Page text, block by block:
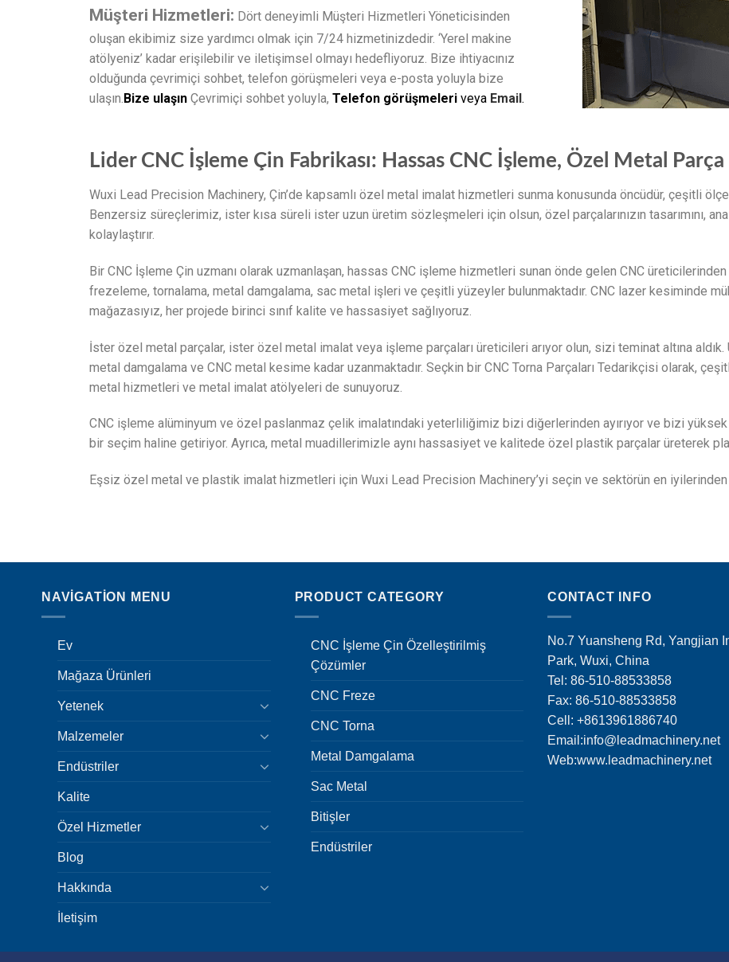
Müşteri Hizmetleri: Dört deneyimli Müşteri Hizmetleri Yöneticisinden
oluşan ekibimiz size yardımcı olmak için 7/24 hizmetinizdedir. ‘Yerel makine
atölyeniz’ kadar erişilebilir ve iletişimsel olmayı hedefliyoruz. Bize ihtiyacınız
olduğunda çevrimiçi sohbet, telefon görüşmeleri veya e-posta yoluyla bize
ulaşın. Bize ulaşın Çevrimiçi sohbet yoluyla, Telefon görüşmeleri veya Email.
Lider CNC İşleme Çin Fabrikası: Hassas CNC İşleme, Özel Metal
Wuxi Lead Precision Machinery, Çin’de kapsamlı özel metal imalat hizmetleri sunma konusunda öncüdür, çeşitli
Benzersiz süreçlerimiz, ister kısa süreli ister uzun üretim sözleşmeleri için olsun, özel parçalarınızın tasarımını,
kolaylaştırır.
Bir CNC İşleme Çin uzmanı olarak uzmanlaşan, hassas CNC işleme hizmetleri sunan önde gelen CNC
frezeleme, tornalama, metal damgalama, sac metal işleri ve çeşitli yüzeyler bulunmaktadır. CNC lazer kesiminde
mağazasıyız, her projede birinci sınıf kalite ve hassasiyet sağlıyoruz.
İster özel metal parçalar, ister özel metal imalat veya işleme parçaları üreticileri arıyor olun, sizi teminat altına aldık.
metal damgalama ve CNC metal kesime kadar uzanmaktadır. Seçkin bir CNC Torna Parçaları Tedarikçisi olarak,
metal hizmetleri ve metal imalat atölyeleri de sunuyoruz.
CNC işleme alüminyum ve özel paslanmaz çelik imalatındaki yeterliliğimiz bizi diğerlerinden ayırıyor ve bizi
bir seçim haline getiriyor. Ayrıca, metal muadillerimizle aynı hassasiyet ve kalitede özel plastik parçalar üreterek
Eşsiz özel metal ve plastik imalat hizmetleri için Wuxi Lead Precision Machinery’yi seçin ve sektörün en iyilerinden
NAVIGATION MENU
Ev
Mağaza Ürünleri
Yetenek
Malzemeler
Endüstriler
Kalite
Özel Hizmetler
Blog
Hakkında
İletişim
PRODUCT CATEGORY
CNC İşleme Çin Özelleştirilmiş
Çözümler
CNC Freze
CNC Torna
Metal Damgalama
Sac Metal
Bitişler
Endüstriler
CONTACT INFO
No.7 Yuansheng Rd, Yangjian
Park, Wuxi, China
Tel: 86-510-88533858
Fax: 86-510-88533858
Cell: +8613961886740
Email:info@leadmachinery.net
Web:www.leadmachinery.net